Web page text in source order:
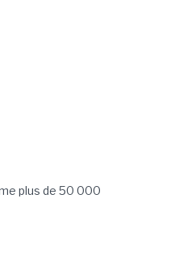
plus de 50 000